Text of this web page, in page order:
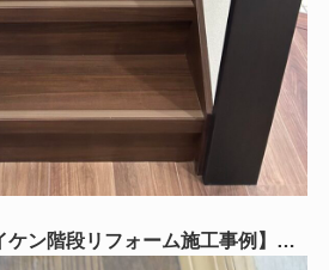
ン階段リフォーム施工事例】毎